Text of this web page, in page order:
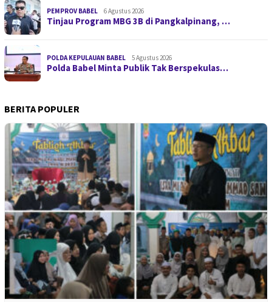
PEMPROV BABEL 6 Agustus 2026
Tinjau Program MBG 3B di Pangkalpinang, …
POLDA KEPULAUAN BABEL 5 Agustus 2026
Polda Babel Minta Publik Tak Berspekulas…
BERITA POPULER